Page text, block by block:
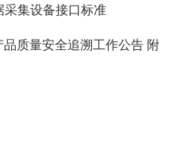
集设备接口标准
质量安全追溯工作公告 附